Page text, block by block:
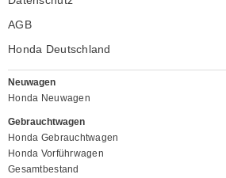
Angebote
AGB
Honda Deutschland
Neuwagen
Honda Neuwagen
Gebrauchtwagen
Honda Gebrauchtwagen
Honda Vorführwagen
Gesamtbestand